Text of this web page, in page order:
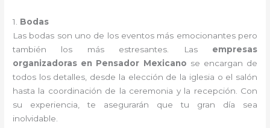
1. Bodas
Las bodas son uno de los eventos más emocionantes pero
también los más estresantes. Las empresas
organizadoras en Pensador Mexicano se encargan de
todos los detalles, desde la elección de la iglesia o el salón
hasta la coordinación de la ceremonia y la recepción. Con
su experiencia, te asegurarán que tu gran día sea
inolvidable.